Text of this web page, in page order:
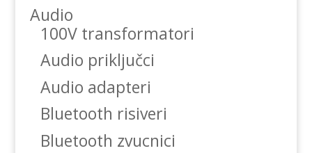
Audio
100V transformatori
Audio priključci
Audio adapteri
Bluetooth risiveri
Bluetooth zvucnici